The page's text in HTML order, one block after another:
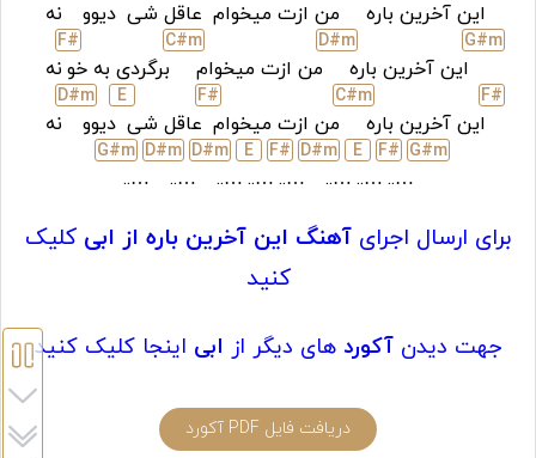
این آخرین باره من ازت میخوام عاقل شی دیوو نه
G#m
این آخرین باره
D#m
من ازت میخوام
C#m
برگردی به خو
F#
نه
F#
این آخرین باره
C#m
من ازت میخوام
F#
عاقل شی
E
دیوو
D#m
نه
G#m
…..
F#
…..
E
…..
D#m
…..
F#
…..
E
…..
D#m
…..
D#m
…..
G#m
برای ارسال اجرای آهنگ این آخرین باره از ابی کلیک
کنید
جهت دیدن آکورد های دیگر از ابی اینجا کلیک کنید
دریافت فایل PDF آکورد